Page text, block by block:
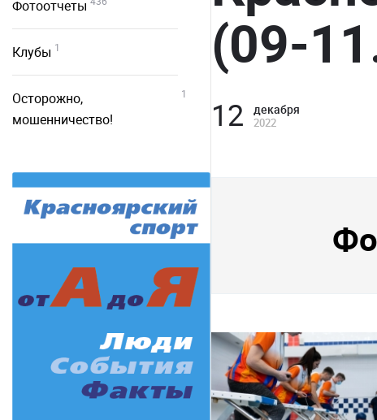
Фотоотчеты
Клубы 1
Осторожно,
мошенничество!
1
(09-
12 декабря
2022